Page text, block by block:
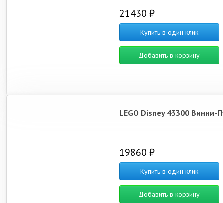
21430 ₽
Купить в один клик
Добавить в корзину
LEGO Disney 43300 Винни-
19860 ₽
Купить в один клик
Добавить в корзину